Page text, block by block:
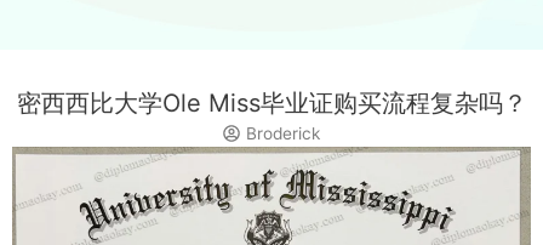
密西西比大学Ole Miss毕业证购买流程复杂吗？
Broderick